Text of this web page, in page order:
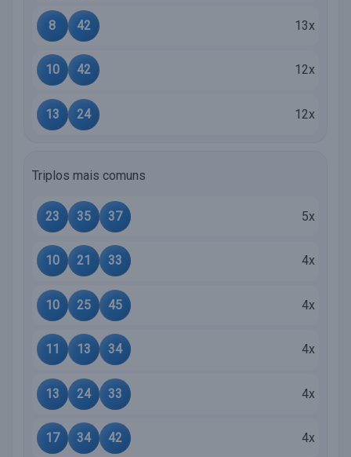
8 42 13x
10 42 12x
13 24 12x
Triplos mais comuns
23 35 37 5x
10 21 33 4x
10 25 45 4x
11 13 34 4x
13 24 33 4x
17 34 42 4x